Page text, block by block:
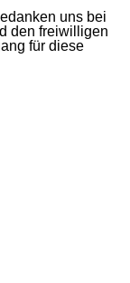
uns bei
den freiwilligen
für diese